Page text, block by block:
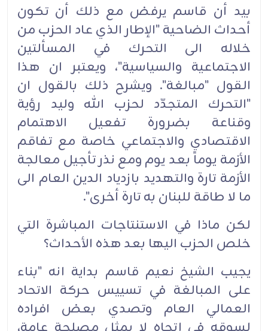
بيد أن قاسم يرفض مع ذلك أن تكون
أحداث الضاحية "الإطار الذي عاد الحزب من
خلاله الى التحرك في المسألتين
الاجتماعية والسياسية"، ويعتبر ان هذا
القول "مبالغة". ويشرح ذلك بالقول ان
"التحرك المتجدّد لحزب الله وليد رؤية
وقناعة بضرورة تفعيل الاهتمام
الاقتصادي والاجتماعي خاصة مع تفاقم
الأزمة يوماً بعد يوم ومع نذر تأجيل معالجة
الأزمة تارة والتهديد بازدياد الدين العام الى
ما لا طاقة للبنان به تارة أخرى".‏
لكن ماذا في الاستنتاجات المباشرة التي
خلص الحزب اليها بعد هذه الأحداث؟‏
يجيب الشيخ نعيم قاسم بداية انه "بناء
على المبالغة في تسييس حركة الاتحاد
العمالي العام وتصدي بعض افراده